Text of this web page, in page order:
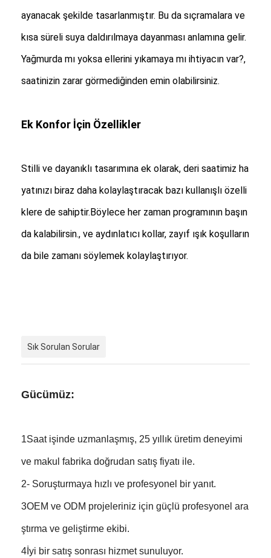
ayanacak şekilde tasarlanmıştır. Bu da sıçramalara ve
kısa süreli suya daldırılmaya dayanması anlamına gelir.
Yağmurda mı yoksa ellerini yıkamaya mı ihtiyacın var?,
saatinizin zarar görmediğinden emin olabilirsiniz.
Ek Konfor İçin Özellikler
Stilli ve dayanıklı tasarımına ek olarak, deri saatimiz ha
yatınızı biraz daha kolaylaştıracak bazı kullanışlı özelli
klere de sahiptir.Böylece her zaman programının başın
da kalabilirsin., ve aydınlatıcı kollar, zayıf ışık koşulların
da bile zamanı söylemek kolaylaştırıyor.
Sık Sorulan Sorular
Gücümüz:
1Saat işinde uzmanlaşmış, 25 yıllık üretim deneyimi
ve makul fabrika doğrudan satış fiyatı ile.
2- Soruşturmaya hızlı ve profesyonel bir yanıt.
3OEM ve ODM projeleriniz için güçlü profesyonel ara
ştırma ve geliştirme ekibi.
4İyi bir satış sonrası hizmet sunuluyor.